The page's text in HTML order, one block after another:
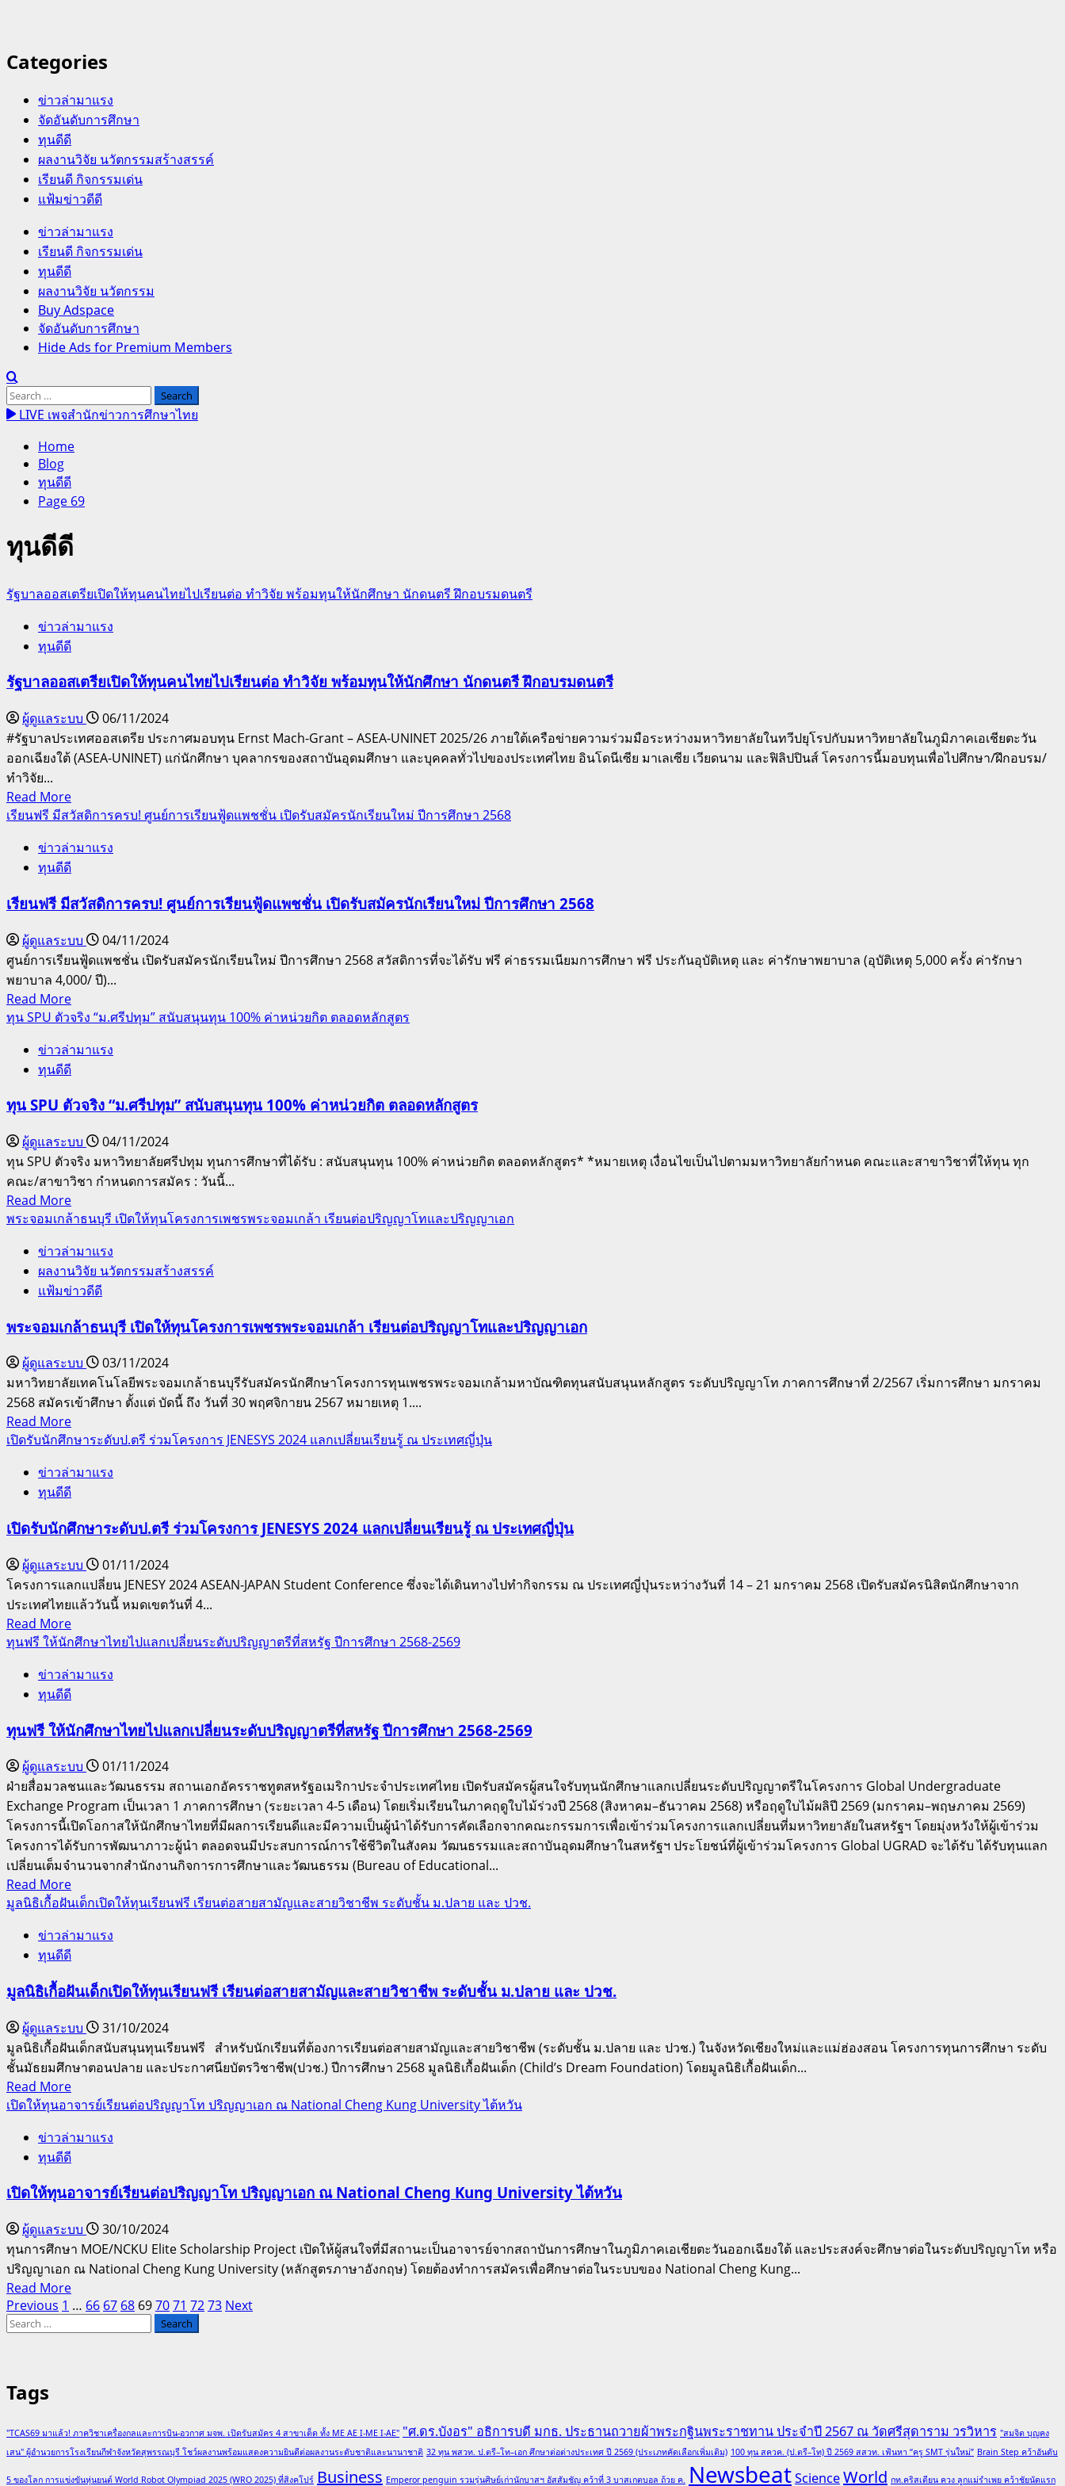
Categories
ข่าวล่ามาแรง
จัดอันดับการศึกษา
ทุนดีดี
ผลงานวิจัย นวัตกรรมสร้างสรรค์
เรียนดี กิจกรรมเด่น
แฟ้มข่าวดีดี
Primary
Menu
ข่าวล่ามาแรง
เรียนดี กิจกรรมเด่น
ทุนดีดี
ผลงานวิจัย นวัตกรรม
Buy Adspace
จัดอันดับการศึกษา
Hide Ads for Premium Members
Search
for:LIVE เพจสำนักข่าวการศึกษาไทย
Home
Blog
ทุนดีดี
Page 69
ทุนดีดี
รัฐบาลออสเตรียเปิดให้ทุนคนไทยไปเรียนต่อ ทำวิจัย พร้อมทุนให้นักศึกษา นักดนตรี ฝึกอบรมดนตรี
ข่าวล่ามาแรง
ทุนดีดี
รัฐบาลออสเตรียเปิดให้ทุนคนไทยไปเรียนต่อ ทำวิจัย พร้อมทุนให้นักศึกษา นักดนตรี ฝึกอบรมดนตรี
ผู้ดูแลระบบ
06/11/2024
#รัฐบาลประเทศออสเตรีย ประกาศมอบทุน Ernst Mach-Grant – ASEA-UNINET 2025/26 ภายใต้เครือข่ายความร่วมมือระหว่างมหาวิทยาลัยในทวีปยุโรปกับมหาวิทยาลัยในภูมิภาคเอเชียตะวัน
ออกเฉียงใต้ (ASEA-UNINET) แก่นักศึกษา บุคลากรของสถาบันอุดมศึกษา และบุคคลทั่วไปของประเทศไทย อินโดนีเซีย มาเลเซีย เวียดนาม และฟิลิปปินส์ โครงการนี้มอบทุนเพื่อไปศึกษา/ฝึกอบรม/
ทำวิจัย...
Read MoreRead
more
รัฐบาล
ออสเตรีย
ให้
คน
ไทย
ไป
เรียน
ต่อ
ทำ
วิจัย
ทุน
นักศึกษา
นัก
ดนตรี
ฝึก
อบรม
ดนตรี
เรียนฟรี มีสวัสดิการครบ! ศูนย์การเรียนฟู้ดแพชชั่น เปิดรับสมัครนักเรียนใหม่ ปีการศึกษา 2568
ข่าวล่ามาแรง
ทุนดีดี
เรียนฟรี มีสวัสดิการครบ! ศูนย์การเรียนฟู้ดแพชชั่น เปิดรับสมัครนักเรียนใหม่ ปีการศึกษา 2568
ผู้ดูแลระบบ
04/11/2024
ศูนย์การเรียนฟู้ดแพชชั่น เปิดรับสมัครนักเรียนใหม่ ปีการศึกษา 2568 สวัสดิการที่จะได้รับ ฟรี ค่าธรรมเนียมการศึกษา ฟรี ประกันอุบัติเหตุ และ ค่ารักษาพยาบาล (อุบัติเหตุ 5,000 ครั้ง ค่ารักษา
พยาบาล 4,000/ ปี)...
Read MoreRead
more
เรียน
ฟรี
สวัสดิการ
ครบ!
ศูนย์
การ
เรียน
ฟู้ด
แพชชั่น
เปิด
รับ
สมัคร
ใหม่
การ
ศึกษา
2568
ทุน SPU ตัวจริง “ม.ศรีปทุม” สนับสนุนทุน 100% ค่าหน่วยกิต ตลอดหลักสูตร
ข่าวล่ามาแรง
ทุนดีดี
ทุน SPU ตัวจริง “ม.ศรีปทุม” สนับสนุนทุน 100% ค่าหน่วยกิต ตลอดหลักสูตร
ผู้ดูแลระบบ
04/11/2024
ทุน SPU ตัวจริง มหาวิทยาลัยศรีปทุม ทุนการศึกษาที่ได้รับ : สนับสนุนทุน 100% ค่าหน่วยกิต ตลอดหลักสูตร* *หมายเหตุ เงื่อนไขเป็นไปตามมหาวิทยาลัยกำหนด คณะและสาขาวิชาที่ให้ทุน ทุก
คณะ/สาขาวิชา กำหนดการสมัคร : วันนี้...
Read MoreRead
more
ทุน
SPU
ตัว
“ม.ศรีปทุม”
ทุน
100%
ค่า
หน่วยกิต
ตลอด
หลักสูตร
พระจอมเกล้าธนบุรี เปิดให้ทุนโครงการเพชรพระจอมเกล้า เรียนต่อปริญญาโทและปริญญาเอก
ข่าวล่ามาแรง
ผลงานวิจัย นวัตกรรมสร้างสรรค์
แฟ้มข่าวดีดี
พระจอมเกล้าธนบุรี เปิดให้ทุนโครงการเพชรพระจอมเกล้า เรียนต่อปริญญาโทและปริญญาเอก
ผู้ดูแลระบบ
03/11/2024
มหาวิทยาลัยเทคโนโลยีพระจอมเกล้าธนบุรีรับสมัครนักศึกษาโครงการทุนเพชรพระจอมเกล้ามหาบัณฑิตทุนสนับสนุนหลักสูตร ระดับปริญญาโท ภาคการศึกษาที่ 2/2567 เริ่มการศึกษา มกราคม
2568 สมัครเข้าศึกษา ตั้งแต่ บัดนี้ ถึง วันที่ 30 พฤศจิกายน 2567 หมายเหตุ 1....
Read MoreRead
more
พระจอมเกล้า
ธนบุรี
ให้
โครงการ
เพชร
พระจอมเกล้า
เรียน
ต่อ
ปริญญา
โท
ปริญญา
เปิดรับนักศึกษาระดับป.ตรี ร่วมโครงการ JENESYS 2024 แลกเปลี่ยนเรียนรู้ ณ ประเทศญี่ปุ่น
ข่าวล่ามาแรง
ทุนดีดี
เปิดรับนักศึกษาระดับป.ตรี ร่วมโครงการ JENESYS 2024 แลกเปลี่ยนเรียนรู้ ณ ประเทศญี่ปุ่น
ผู้ดูแลระบบ
01/11/2024
โครงการแลกแปลี่ยน JENESY 2024 ASEAN-JAPAN Student Conference ซึ่งจะได้เดินทางไปทำกิจกรรม ณ ประเทศญี่ปุ่นระหว่างวันที่ 14 – 21 มกราคม 2568 เปิดรับสมัครนิสิตนักศึกษาจาก
ประเทศไทยแล้ววันนี้ หมดเขตวันที่ 4...
Read MoreRead
more
เปิด
รับ
ระ
ดับป.ตรี
ร่วม
โครงการ
JENESYS
2024
แลก
เปลี่ยน
เรียน
รู้
ณ
ทุนฟรี ให้นักศึกษาไทยไปแลกเปลี่ยนระดับปริญญาตรีที่สหรัฐ ปีการศึกษา 2568-2569
ข่าวล่ามาแรง
ทุนดีดี
ทุนฟรี ให้นักศึกษาไทยไปแลกเปลี่ยนระดับปริญญาตรีที่สหรัฐ ปีการศึกษา 2568-2569
ผู้ดูแลระบบ
01/11/2024
ฝ่ายสื่อมวลชนและวัฒนธรรม สถานเอกอัครราชทูตสหรัฐอเมริกาประจำประเทศไทย เปิดรับสมัครผู้สนใจรับทุนนักศึกษาแลกเปลี่ยนระดับปริญญาตรีในโครงการ Global Undergraduate
Exchange Program เป็นเวลา 1 ภาคการศึกษา (ระยะเวลา 4-5 เดือน) โดยเริ่มเรียนในภาคฤดูใบไม้ร่วงปี 2568 (สิงหาคม–ธันวาคม 2568) หรือฤดูใบไม้ผลิปี 2569 (มกราคม–พฤษภาคม 2569)
โครงการนี้เปิดโอกาสให้นักศึกษาไทยที่มีผลการเรียนดีและมีความเป็นผู้นำได้รับการคัดเลือกจากคณะกรรมการเพื่อเข้าร่วมโครงการแลกเปลี่ยนที่มหาวิทยาลัยในสหรัฐฯ โดยมุ่งหวังให้ผู้เข้าร่วม
โครงการได้รับการพัฒนาภาวะผู้นำ ตลอดจนมีประสบการณ์การใช้ชีวิตในสังคม วัฒนธรรมและสถาบันอุดมศึกษาในสหรัฐฯ ประโยชน์ที่ผู้เข้าร่วมโครงการ Global UGRAD จะได้รับ ได้รับทุนแลก
เปลี่ยนเต็มจำนวนจากสำนักงานกิจการการศึกษาและวัฒนธรรม (Bureau of Educational...
Read MoreRead
more
ทุน
ฟรี
นักศึกษา
ไป
แลก
เปลี่ยน
ระดับ
ปริญญา
ตรี
ที่
ปี
ศึกษา 2568-
2569
มูลนิธิเกื้อฝันเด็กเปิดให้ทุนเรียนฟรี เรียนต่อสายสามัญและสายวิชาชีพ ระดับชั้น ม.ปลาย และ ปวช.
ข่าวล่ามาแรง
ทุนดีดี
มูลนิธิเกื้อฝันเด็กเปิดให้ทุนเรียนฟรี เรียนต่อสายสามัญและสายวิชาชีพ ระดับชั้น ม.ปลาย และ ปวช.
ผู้ดูแลระบบ
31/10/2024
มูลนิธิเกื้อฝันเด็กสนับสนุนทุนเรียนฟรี สำหรับนักเรียนที่ต้องการเรียนต่อสายสามัญและสายวิชาชีพ (ระดับชั้น ม.ปลาย และ ปวช.) ในจังหวัดเชียงใหม่และแม่ฮ่องสอน โครงการทุนการศึกษา ระดับ
ชั้นมัธยมศึกษาตอนปลาย และประกาศนียบัตรวิชาชีพ(ปวช.) ปีการศึกษา 2568 มูลนิธิเกื้อฝันเด็ก (Child’s Dream Foundation) โดยมูลนิธิเกื้อฝันเด็ก...
Read MoreRead
more
มูลนิธิ
เกื้อ
เด็ก
เปิด
ให้
ทุน
เรียน
ฟรี เรียน
ต่อ
สาย
ระดับ
ชั้น
ม.ปลาย
เปิดให้ทุนอาจารย์เรียนต่อปริญญาโท ปริญญาเอก ณ National Cheng Kung University ไต้หวัน
ข่าวล่ามาแรง
ทุนดีดี
เปิดให้ทุนอาจารย์เรียนต่อปริญญาโท ปริญญาเอก ณ National Cheng Kung University ไต้หวัน
ผู้ดูแลระบบ
30/10/2024
ทุนการศึกษา MOE/NCKU Elite Scholarship Project เปิดให้ผู้สนใจที่มีสถานะเป็นอาจารย์จากสถาบันการศึกษาในภูมิภาคเอเชียตะวันออกเฉียงใต้ และประสงค์จะศึกษาต่อในระดับปริญญาโท หรือ
ปริญญาเอก ณ National Cheng Kung University (หลักสูตรภาษาอังกฤษ) โดยต้องทำการสมัครเพื่อศึกษาต่อในระบบของ National Cheng Kung...
Read MoreRead
more
ต่อ
ปริญญา
โท
Posts
pagination
Previous 1 … 66 67 68 697071 7273 Next
Search
Tags
"TCAS69 มาแล้ว! ภาควิชาเครื่องกลและการบิน-อวกาศ มจพ. เปิดรับสมัคร 4 สาขาเด็ด ทั้ง ME AE I-ME I-AE" "ศ.ดร.บังอร" อธิการบดี มกธ. ประธานถวายผ้าพระกฐินพระราชทาน ประจำปี 2567 ณ วัดศรีสุดาราม วรวิหาร "สมจิต บุญคง
เสน" ผู้อำนวยการโรงเรียนกีฬาจังหวัดสุพรรณบุรี โชว์ผลงานพร้อมแสดงความยินดีต่อผลงานระดับชาติและนานาชาติ 32 ทุน พสวท. ป.ตรี–โท–เอก ศึกษาต่อต่างประเทศ ปี 2569 (ประเภทคัดเลือกเพิ่มเติม) 100 ทุน สควค. (ป.ตรี–โท) ปี 2569 สสวท. เฟ้นหา “ครู SMT รุ่นใหม่” Brain Step คว้าอันดับ
5 ของโลก การแข่งขันหุ่นยนต์ World Robot Olympiad 2025 (WRO 2025) ที่สิงคโปร์ Business Emperor penguin รวมรุ่นศิษย์เก่านักบาสฯ อัสสัมชัญ คว้าที่ 3 บาสเกตบอล ถ้วย ค. NewsbeatScienceWorld กท.คริสเตียน ควง ลูกแม่รำเพย คว้าชัยนัดแรก